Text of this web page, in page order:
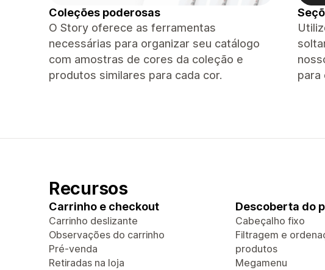
Coleções poderosas
O Story oferece as ferramentas
necessárias para organizar seu catálogo
com amostras de cores da coleção e
produtos similares para cada cor.
para
Recursos
Carrinho e checkout
Carrinho deslizante
Observações do carrinho
Pré-venda
Retiradas na loja
Descoberta do
Cabeçalho fixo
Filtragem e
produtos
Megamenu